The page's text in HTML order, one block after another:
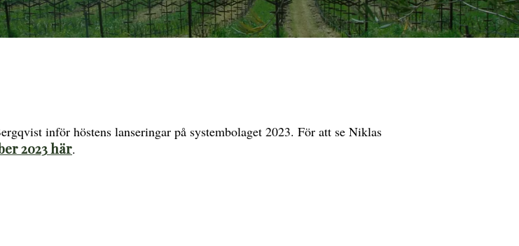
inför höstens lanseringar på systembolaget 2023. För att se Niklas
2023 här.